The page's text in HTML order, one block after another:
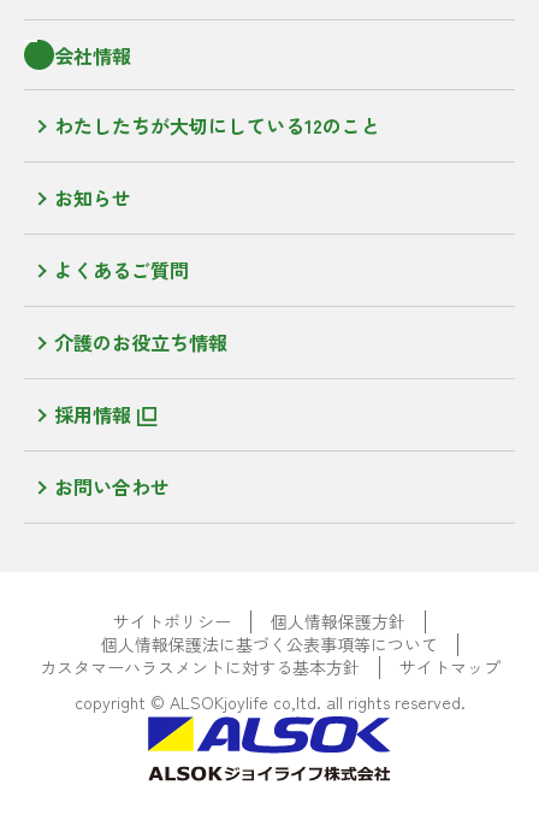
会社情報
わたしたちが大切にしている12のこと
お知らせ
よくあるご質問
介護のお役立ち情報
採用情報
お問い合わせ
サイトポリシー
個人情報保護方針
個人情報保護法に基づく公表事項等について
カスタマーハラスメントに対する基本方針
サイトマップ
copyright © ALSOKjoylife co,ltd. all rights reserved.